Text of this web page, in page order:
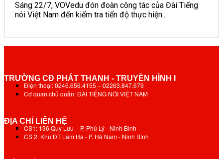
Sáng 22/7, VOVedu đón đoàn công tác của Đài Tiếng
nói Việt Nam đến kiểm tra tiến độ thực hiện...
TRƯỜNG CĐ PHÁT THANH - TRUYỀN HÌNH I
Điện thoại: 0246.656.4155 – 02263.847.679
Cơ quan chủ quản: ĐÀI TIẾNG NÓI VIỆT NAM
ĐỊA CHỈ LIÊN HỆ
CS1: 136 Quy Lưu - P. Phủ Lý - Ninh Bình
CS 2: Khu ĐT Lam Hạ - P. Hà Nam - Ninh Bình